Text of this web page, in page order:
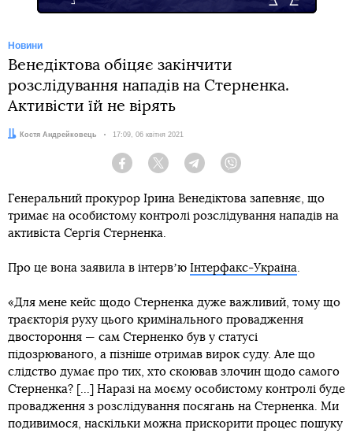
Новини
Венедіктова обіцяє закінчити
розслідування нападів на Стерненка.
Активісти їй не вірять
Автор:Костя Андрейковець Дата:
17:09, 06 квітня 2021
Facebook Twitter Telegram
Генеральний прокурор Ірина Венедіктова запевняє, що
тримає на особистому контролі розслідування нападів на
активіста Сергія Стерненка.
Про це вона заявила в інтервʼю Інтерфакс-Україна.
«Для мене кейс щодо Стерненка дуже важливий, тому що
траєкторія руху цього кримінального провадження
двостороння — сам Стерненко був у статусі
підозрюваного, а пізніше отримав вирок суду. Але що
слідство думає про тих, хто скоював злочин щодо самого
Стерненка? [...] Наразі на моєму особистому контролі буде
провадження з розслідування посягань на Стерненка. Ми
подивимося, наскільки можна прискорити процес пошуку